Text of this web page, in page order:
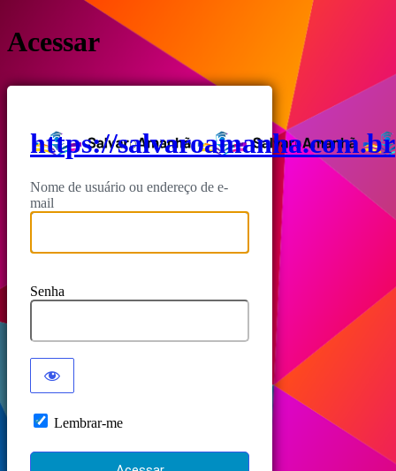
Acessar
https://salvaroamanha.com.br
Nome de usuário ou endereço de e-
mail
Senha
Lembrar-me